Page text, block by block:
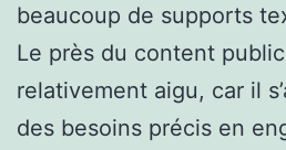
beaucoup de supports
Le près du content
relativement aigu, car il
des besoins précis en